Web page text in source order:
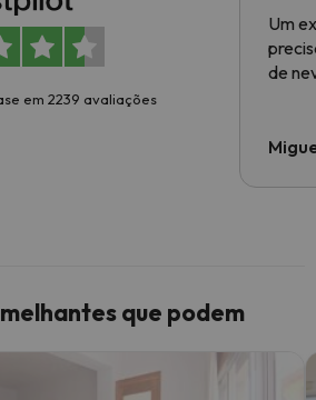
em 2239 avaliações
Um
de
que podem